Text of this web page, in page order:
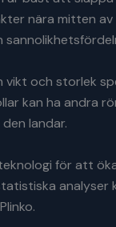
nära mitten
vikt och storlek
kan ha andra
landar.
för att